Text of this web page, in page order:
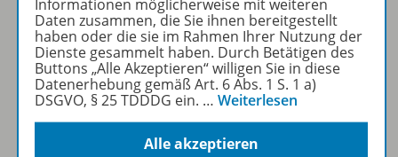
Sofort profitieren
Zum Newsletter anmelden
Informationen möglicherweise mit weiteren
Daten zusammen, die Sie ihnen bereitgestellt
haben oder die sie im Rahmen Ihrer Nutzung der
Dienste gesammelt haben. Durch Betätigen des
Buttons „Alle Akzeptieren“ willigen Sie in diese
Datenerhebung gemäß Art. 6 Abs. 1 S. 1 a)
DSGVO, § 25 TDDDG ein. … Weiterlesen
Alle akzeptieren